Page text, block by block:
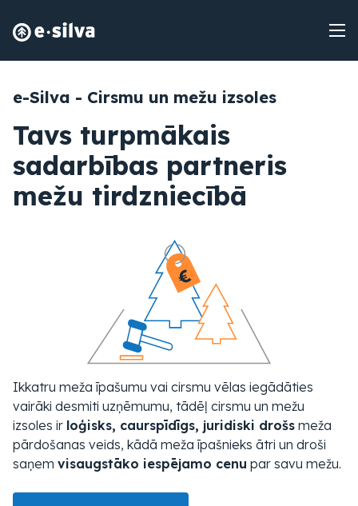
e-Silva - Cirsmu un mežu izsoles
Tavs turpmākais
sadarbības partneris
mežu tirdzniecībā
Ikkatru meža īpašumu vai cirsmu vēlas iegādāties
vairāki desmiti uzņēmumu, tādēļ cirsmu un mežu
izsoles ir loģisks, caurspīdīgs, juridiski drošs meža
pārdošanas veids, kādā meža īpašnieks ātri un droši
saņem visaugstāko iespējamo cenu par savu mežu.